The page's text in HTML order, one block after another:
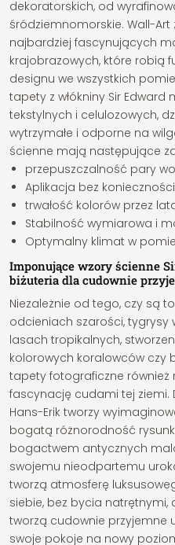
dekoratorskich, od
śródziemnomorskie. Wall-
najbardziej fascynujących
krajobrazowych, które robią
designu we wszystkich
tapety z włókniny Sir Edward
tekstylnych i celulozowych,
wytrzymałe i odporne na
ścienne mają następujące
przepuszczalność pary
Aplikacja bez
trwałość kolorów przez
Stabilność wymiarowa i
Optymalny klimat w
Imponujące wzory ścienne
biżuteria dla cudownie
Niezależnie od tego, czy są
odcieniach szarości,
lasach tropikalnych,
kolorowych koralowców czy
tapety fotograficzne również
fascynację cudami tej ziemi.
Hans-Erik tworzy
bogatą różnorodność
bogactwem antycznych
swojemu nieodpartemu
tworzą atmosferę
siebie, bez bycia natrętnymi,
tworzą cudownie przyjemne
swoje pokoje na nowy